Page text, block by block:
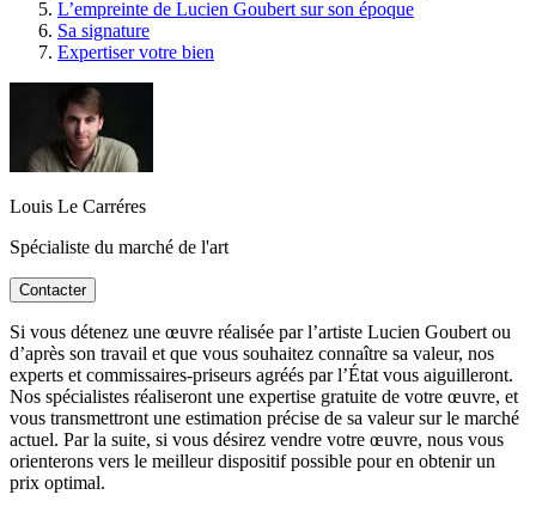
L’empreinte de Lucien Goubert sur son époque
Sa signature
Expertiser votre bien
Louis Le Carréres
Spécialiste du marché de l'art
Contacter
Si vous détenez une œuvre réalisée par l’artiste Lucien Goubert ou
d’après son travail et que vous souhaitez connaître sa valeur, nos
experts et commissaires-priseurs agréés par l’État vous aiguilleront.
Nos spécialistes réaliseront une expertise gratuite de votre œuvre, et
vous transmettront une estimation précise de sa valeur sur le marché
actuel. Par la suite, si vous désirez vendre votre œuvre, nous vous
orienterons vers le meilleur dispositif possible pour en obtenir un
prix optimal.